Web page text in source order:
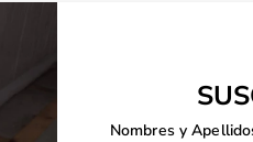
Nombres y